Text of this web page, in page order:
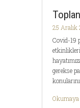
25
Covid-19
gerekse
Okumaya